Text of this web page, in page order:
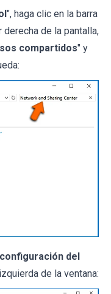
", haga clic en la barra
de la pantalla,
compartidos" y
del
de la ventana: